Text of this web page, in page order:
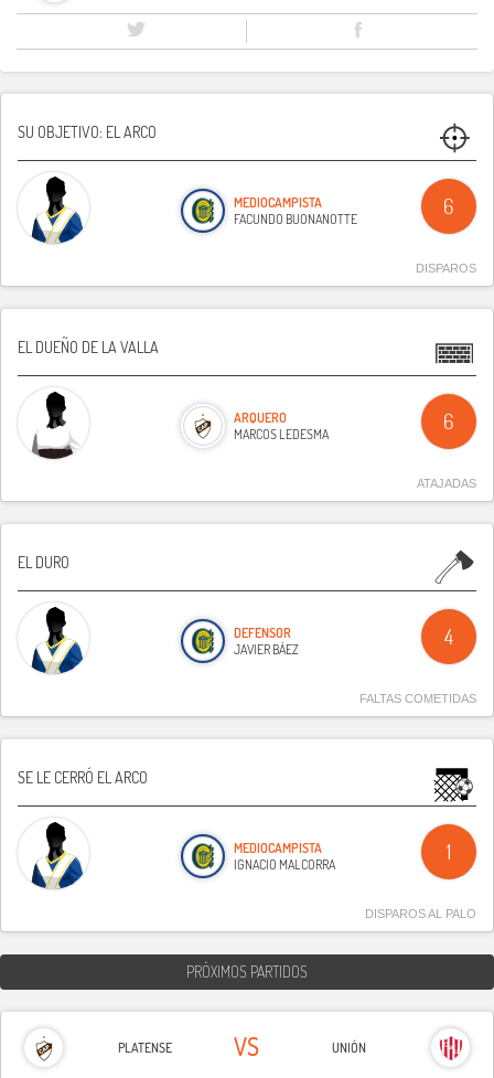
SU OBJETIVO: EL ARCO
MEDIOCAMPISTA
FACUNDO BUONANOTTE
6
DISPAROS
EL DUEÑO DE LA VALLA
ARQUERO
MARCOS LEDESMA
6
ATAJADAS
EL DURO
DEFENSOR
JAVIER BÁEZ
4
FALTAS COMETIDAS
SE LE CERRÓ EL ARCO
MEDIOCAMPISTA
IGNACIO MALCORRA
1
DISPAROS AL PALO
PRÓXIMOS PARTIDOS
PLATENSE VS UNIÓN